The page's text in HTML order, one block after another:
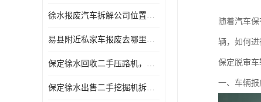
徐水报废汽车拆解公司位置，出售二手拆车件发动机
易县附近私家车报废去哪里，咨询车辆销户流程电话
保定徐水回收二手压路机，压路机拆解市场在哪
保定徐水出售二手挖掘机拆车件，挖掘机配件，液压件出售
随着汽车
辆，如何
保定脱审车
一、车辆